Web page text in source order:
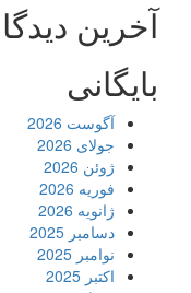
آخرین
بایگانی
آگوست 2026
جولای 2026
ژوئن 2026
فوریه 2026
ژانویه 2026
دسامبر 2025
نوامبر 2025
اکتبر 2025